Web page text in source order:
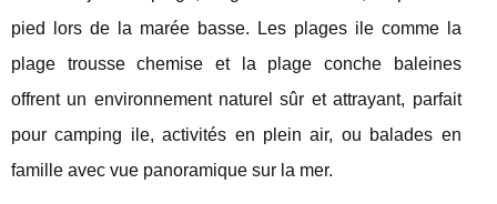
pied lors de la marée basse. Les plages ile comme la
plage trousse chemise et la plage conche baleines
offrent un environnement naturel sûr et attrayant, parfait
pour camping ile, activités en plein air, ou balades en
famille avec vue panoramique sur la mer.